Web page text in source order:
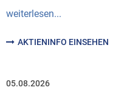
weiterlesen...
AKTIENINFO EINSEHEN
05.08.2026